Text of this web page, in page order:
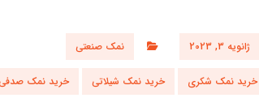
ژانویه 3, 2023 نمک صنعتی
خرید نمک شکری خرید نمک شیلاتی خرید نمک